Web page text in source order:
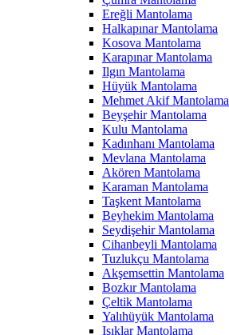
Ereğli Mantolama
Halkapınar Mantolama
Kosova Mantolama
Karapınar Mantolama
Ilgın Mantolama
Hüyük Mantolama
Mehmet Akif Mantolama
Beyşehir Mantolama
Kulu Mantolama
Kadınhanı Mantolama
Mevlana Mantolama
Akören Mantolama
Karaman Mantolama
Taşkent Mantolama
Beyhekim Mantolama
Seydişehir Mantolama
Cihanbeyli Mantolama
Tuzlukçu Mantolama
Akşemsettin Mantolama
Bozkır Mantolama
Çeltik Mantolama
Yalıhüyük Mantolama
Işıklar Mantolama